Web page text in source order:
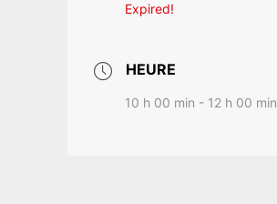
Expired!
HEURE
10 h 00 min - 12 h 00 min